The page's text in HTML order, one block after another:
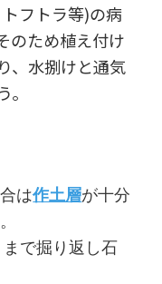
フトラ等)の病
のため植え付け
、水捌けと通気
は作土層が十分
で掘り返し石